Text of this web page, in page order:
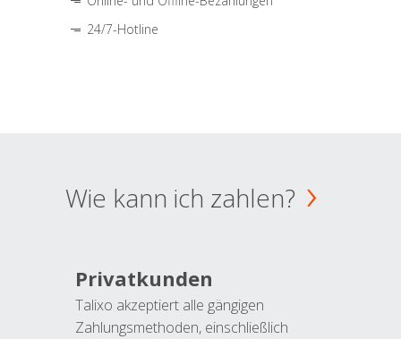
24/7-Hotline
Wie kann ich zahlen?
Privatkunden
Talixo akzeptiert alle gängigen
Zahlungsmethoden, einschließlich